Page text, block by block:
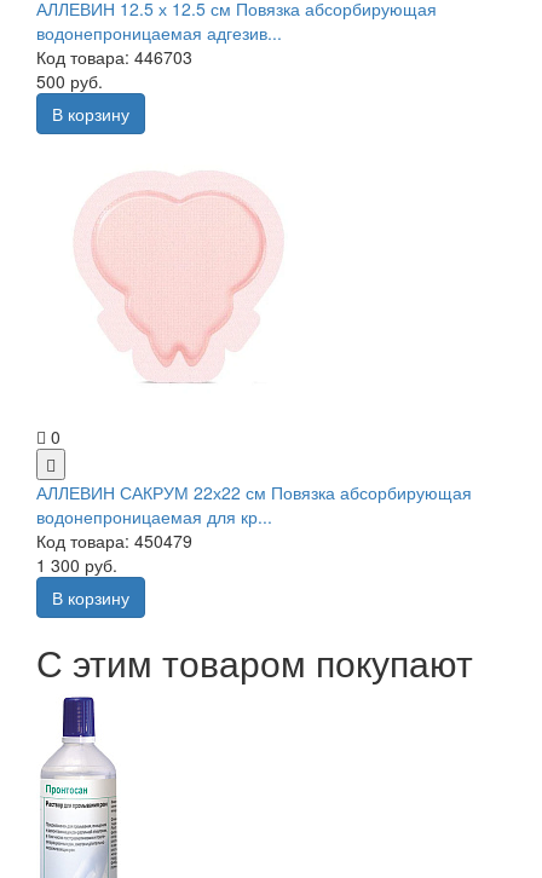
АЛЛЕВИН 12.5 х 12.5 см Повязка абсорбирующая
водонепроницаемая адгезив...
Код товара: 446703
500 руб.
В корзину
0
АЛЛЕВИН САКРУМ 22х22 см Повязка абсорбирующая
водонепроницаемая для кр...
Код товара: 450479
1 300 руб.
В корзину
С этим товаром покупают